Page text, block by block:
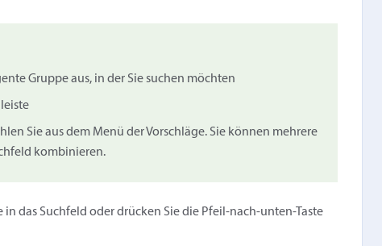
Gruppe aus, in der Sie suchen möchten
Sie aus dem Menü der Vorschläge. Sie können mehrere
kombinieren.
in das Suchfeld oder drücken Sie die Pfeil-nach-unten-Taste